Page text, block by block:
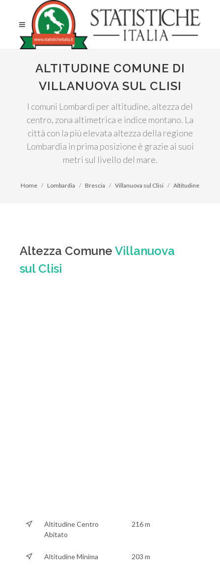
ALTITUDINE COMUNE DI
VILLANUOVA SUL CLISI
I comuni Lombardi per altitudine, altezza del
centro, zona altimetrica e indice montano. La
città con la più elevata altezza della regione
Lombardia in prima posizione è grazie ai suoi
metri sul livello del mare.
Home Lombardia Brescia Villanuova sul Clisi Altitudine
Altezza Comune Villanuova
sul Clisi
Altitudine Centro
Abitato
216 m
Altitudine Minima 203 m